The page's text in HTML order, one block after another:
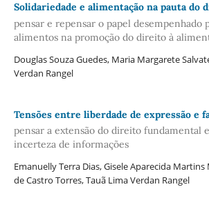
Solidariedade e alimentação na pauta do
pensar e repensar o papel desempenhado
alimentos na promoção do direito à
Douglas Souza Guedes, Maria Margarete
Verdan Rangel
Tensões entre liberdade de expressão e
pensar a extensão do direito fundamental
incerteza de informações
Emanuelly Terra Dias, Gisele Aparecida
de Castro Torres, Tauã Lima Verdan Rangel